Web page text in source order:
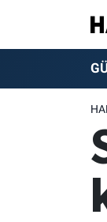
GÜNDEM
SAKARYA
Süper Lig